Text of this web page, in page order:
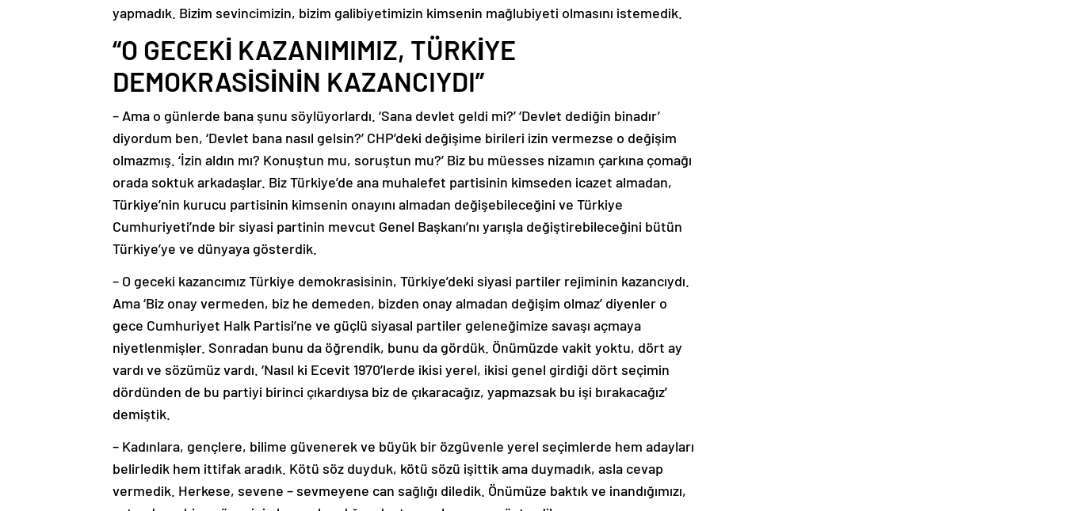
yapmadık. Bizim sevincimizin, bizim galibiyetimizin kimsenin mağlubiyeti olmasını istemedik.
“O GECEKİ KAZANIMIMIZ, TÜRKİYE
DEMOKRASİSİNİN KAZANCIYDI”
– Ama o günlerde bana şunu söylüyorlardı. ‘Sana devlet geldi mi?’ ‘Devlet dediğin binadır’
diyordum ben, ‘Devlet bana nasıl gelsin?’ CHP’deki değişime birileri izin vermezse o değişim
olmazmış. ‘İzin aldın mı? Konuştun mu, soruştun mu?’ Biz bu müesses nizamın çarkına çomağı
orada soktuk arkadaşlar. Biz Türkiye’de ana muhalefet partisinin kimseden icazet almadan,
Türkiye’nin kurucu partisinin kimsenin onayını almadan değişebileceğini ve Türkiye
Cumhuriyeti’nde bir siyasi partinin mevcut Genel Başkanı’nı yarışla değiştirebileceğini bütün
Türkiye’ye ve dünyaya gösterdik.
– O geceki kazancımız Türkiye demokrasisinin, Türkiye’deki siyasi partiler rejiminin kazancıydı.
Ama ‘Biz onay vermeden, biz he demeden, bizden onay almadan değişim olmaz’ diyenler o
gece Cumhuriyet Halk Partisi’ne ve güçlü siyasal partiler geleneğimize savaşı açmaya
niyetlenmişler. Sonradan bunu da öğrendik, bunu da gördük. Önümüzde vakit yoktu, dört ay
vardı ve sözümüz vardı. ‘Nasıl ki Ecevit 1970’lerde ikisi yerel, ikisi genel girdiği dört seçimin
dördünden de bu partiyi birinci çıkardıysa biz de çıkaracağız, yapmazsak bu işi bırakacağız’
demiştik.
– Kadınlara, gençlere, bilime güvenerek ve büyük bir özgüvenle yerel seçimlerde hem adayları
belirledik hem ittifak aradık. Kötü söz duyduk, kötü sözü işittik ama duymadık, asla cevap
vermedik. Herkese, sevene – sevmeyene can sağlığı diledik. Önümüze baktık ve inandığımızı,